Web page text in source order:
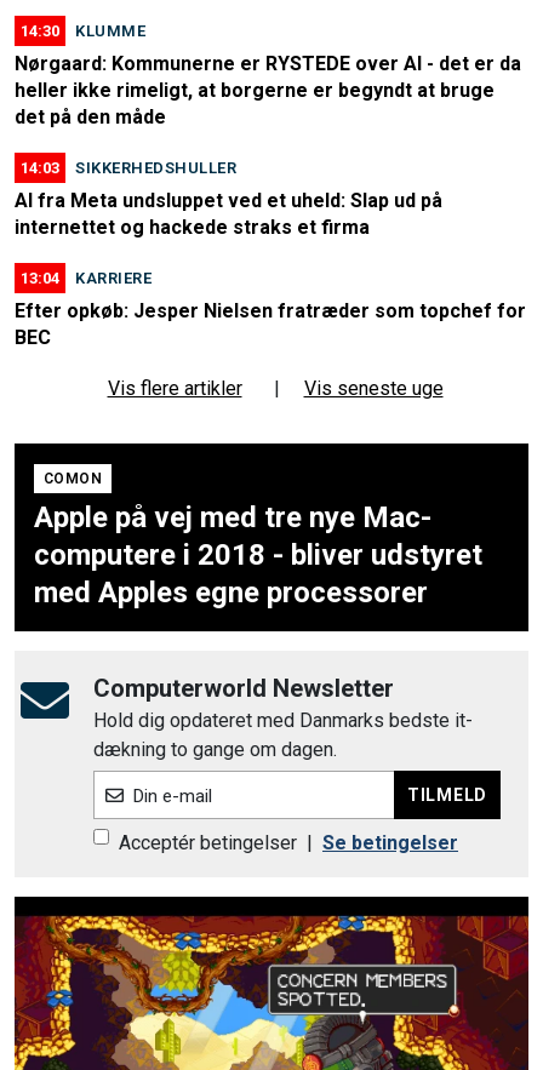
14:30 KLUMME
Nørgaard: Kommunerne er RYSTEDE over AI - det er da
heller ikke rimeligt, at borgerne er begyndt at bruge
det på den måde
14:03 SIKKERHEDSHULLER
AI fra Meta undsluppet ved et uheld: Slap ud på
internettet og hackede straks et firma
13:04 KARRIERE
Efter opkøb: Jesper Nielsen fratræder som topchef for
BEC
Vis flere artikler Vis seneste uge
COMON
Apple på vej med tre nye Mac-
computere i 2018 - bliver udstyret
med Apples egne processorer
Computerworld Newsletter
Hold dig opdateret med Danmarks bedste it-
dækning to gange om dagen.
Din e-mail TILMELD
Acceptér betingelser Se betingelser